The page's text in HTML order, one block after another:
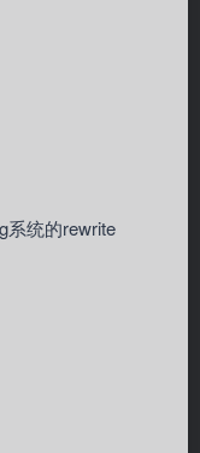
系统的rewrite